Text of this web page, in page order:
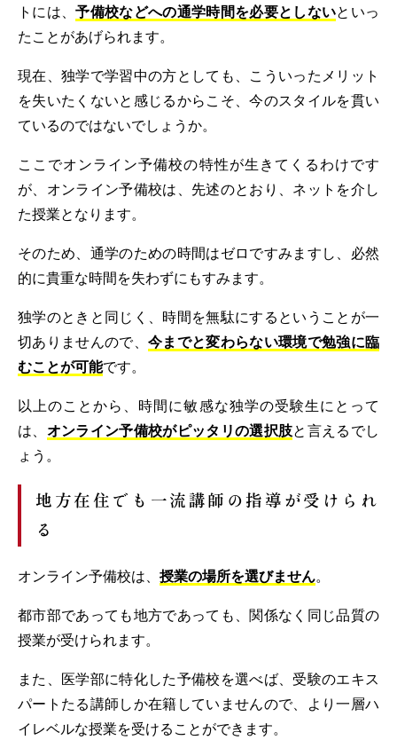
トには、予備校などへの通学時間を必要としないといっ
たことがあげられます。
現在、独学で学習中の方としても、こういったメリット
を失いたくないと感じるからこそ、今のスタイルを貫い
ているのではないでしょうか。
ここでオンライン予備校の特性が生きてくるわけです
が、オンライン予備校は、先述のとおり、ネットを介し
た授業となります。
そのため、通学のための時間はゼロですみますし、必然
的に貴重な時間を失わずにもすみます。
独学のときと同じく、時間を無駄にするということが一
切ありませんので、 今までと変わらない環境で勉強に臨
むことが可能です。
以上のことから、時間に敏感な独学の受験生にとって
は、 オンライン予備校がピッタリの選択肢と言えるでし
ょう。
地方在住でも一流講師の指導が受けられ
る
オンライン予備校は、 授業の場所を選びません。
都市部であっても地方であっても、関係なく同じ品質の
授業が受けられます。
また、医学部に特化した予備校を選べば、受験のエキス
パートたる講師しか在籍していませんので、より一層ハ
イレベルな授業を受けることができます。